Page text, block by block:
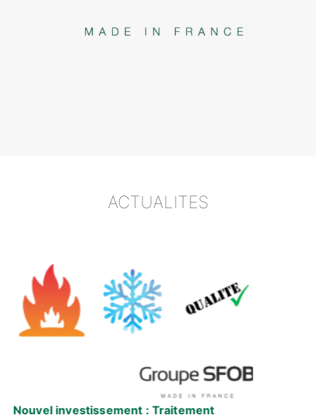
ACTUALITES
: Traitement